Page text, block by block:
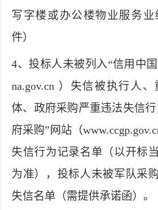
写字楼或办公楼物业服务
件）
4、投标人未被列入“信用中
na.gov.cn ）失信被执行人
体、政府采购严重违法失信
府采购”网站（
失信行为记录名单（以开标
为准），投标人未被军队采
失信名单（需提供承诺函）。